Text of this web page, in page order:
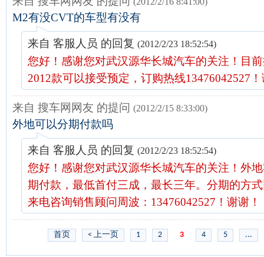
M2有没CVT的车型有没有
来自 客服人员 的回复 (2012/2/23 18:52:54)
您好！感谢您对武汉源华长城汽车的关注！目
2012款可以接受预定，订购热线13476042527
来自 搜车网网友 的提问 (2012/2/15 8:33:00)
外地可以分期付款吗
来自 客服人员 的回复 (2012/2/23 18:52:54)
您好！感谢您对武汉源华长城汽车的关注！外
期付款，最低首付三成，最长三年。分期的方
来电咨询销售顾问周波：13476042527！谢谢！
首页 < 上一页 1 2 3 4 5 ...